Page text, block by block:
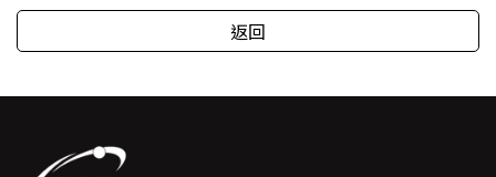
返回